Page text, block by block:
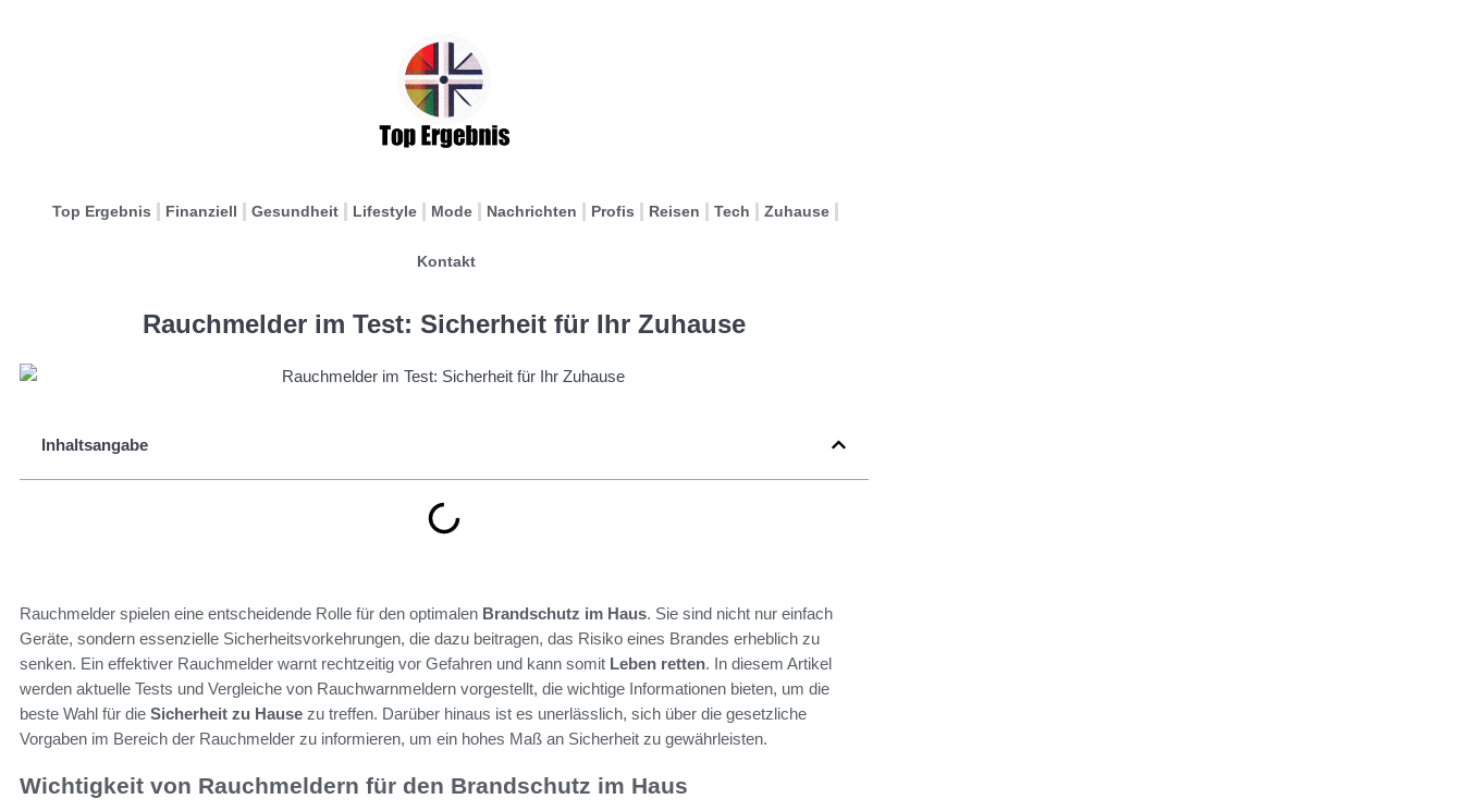
Top Ergebnis Finanziell Gesundheit Lifestyle Mode Nachrichten Profis Reisen Tech Zuhause
Kontakt
Rauchmelder im Test: Sicherheit für Ihr Zuhause
Inhaltsangabe
Rauchmelder spielen eine entscheidende Rolle für den optimalen Brandschutz im Haus. Sie sind nicht nur einfach
Geräte, sondern essenzielle Sicherheitsvorkehrungen, die dazu beitragen, das Risiko eines Brandes erheblich zu
senken. Ein effektiver Rauchmelder warnt rechtzeitig vor Gefahren und kann somit Leben retten. In diesem Artikel
werden aktuelle Tests und Vergleiche von Rauchwarnmeldern vorgestellt, die wichtige Informationen bieten, um die
beste Wahl für die Sicherheit zu Hause zu treffen. Darüber hinaus ist es unerlässlich, sich über die gesetzliche
Vorgaben im Bereich der Rauchmelder zu informieren, um ein hohes Maß an Sicherheit zu gewährleisten.
Wichtigkeit von Rauchmeldern für den Brandschutz im Haus